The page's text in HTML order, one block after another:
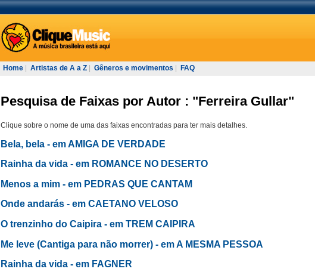
Home Artistas de A a Z Gêneros e movimentos FAQ
Pesquisa de Faixas por Autor : "Ferreira Gullar"
Clique sobre o nome de uma das faixas encontradas para ter mais detalhes.
Bela, bela - em AMIGA DE VERDADE
Rainha da vida - em ROMANCE NO DESERTO
Menos a mim - em PEDRAS QUE CANTAM
Onde andarás - em CAETANO VELOSO
O trenzinho do Caipira - em TREM CAIPIRA
Me leve (Cantiga para não morrer) - em A MESMA PESSOA
Rainha da vida - em FAGNER